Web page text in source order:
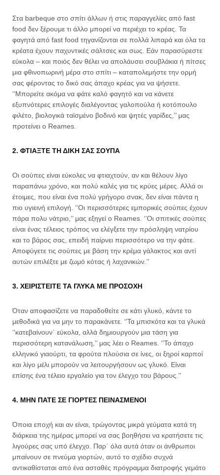
Στα barbeque στο σπίτι άλλων ή στις παραγγελίες από fast
food δεν ξέρουμε τι άλλο μπορεί να περιέχει το κρέας. Τα
φαγητά από fast food τηγανίζονται σε πολλά λιπαρά και όλα τα
κρέατα έχουν παχυντικές σάλτσες και σως. Εάν παρασύρεστε
εύκολα – και ποιός δεν θέλει να απολάυσει σουβλάκια ή πίτσες
μια φθινοπωρινή μέρα στο σπίτι – καταπολεμήστε την ορμή
σας φέροντας το δικό σας άπαχο κρέας για να ψήσετε.
‘’Μπορείτε ακόμα να φάτε καλό φαγητό και να κάνετε
εξυπνότερες επιλογές διαλέγοντας γαλοπούλα ή κοτόπουλο
φιλέτο, βιολογικά ταϊσμένο βοδινό και ψητές γαρίδες,’’ μας
προτείνει ο Reames.
2. ΦΤΙΑΞΤΕ ΤΗ ΔΙΚΗ ΣΑΣ ΣΟΥΠΑ
Οι σούπες είναι εύκολες να φτιαχτούν, αν και θέλουν λίγο
παραπάνω χρόνο, και πολύ καλές για τις κρύες μέρες. Αλλά οι
έτοιμες, που είναι ένα πολύ γρήγορο σνακ, δεν είναι πάντα η
πιο υγιεινή επιλογή. ‘’Οι περισσότερες εμπορικές σούπες έχουν
πάρα πολυ νάτριο,’’ μας εξηγεί ο Reames. ‘’Οι σπιτικές σούπες
είναι ένας τέλειος τρόπος να ελέγξετε την πρόσληψη νατρίου
και το βάρος σας, επειδή παίρνει περισσότερο να την φάτε.
Αποφύγετε τις σούπες με βάση την κρέμα γάλακτος και αντί
αυτών επιλέξτε με ζωμό κότας ή λαχανικών.’’
3. ΧΕΙΡΙΣΤΕΙΤΕ ΤΑ ΓΛΥΚΑ ΜΕ ΠΡΟΣΟΧΗ
Όταν αποφασίζετε να παραδοθείτε σε κάτι γλυκό, κάντε το
μεθοδικά για να μην το παρακάνετε. ‘’Τα μπισκότα και τα γλυκά
‘’κατεβαίνουν΄ εύκολα, αλλά δημιουργούν μια τάση για
περισσότερη κατανάλωση,’’ μας λέει ο Reames. ‘’Το άπαχο
ελληνικό γιαούρτι, τα φρούτα πλούσια σε ίνες, οι ξηροί καρποί
και λίγο μέλι μπορούν να λειτουργήσουν ως γλυκό. Είναι
επίσης ένα τέλειο εργαλείο για τον έλεγχο του βάρους.’’
4. ΜΗΝ ΠΑΤΕ ΣΕ ΓΙΟΡΤΕΣ ΠΕΙΝΑΣΜΕΝΟΙ
Όποια εποχή και αν είναι, τρώγοντας μικρά γεύματα κατά τη
διάρκεια της ημέρας μπορεί να σας βοηθήσει να κρατήσετε τις
λιγούρες σας υπό έλεγχο. Παρ΄ όλα αυτά όταν οι άνθρωποι
μπαίνουν σε πνεύμα γιορτών, αυτό το σχέδιο συχνά
αντικαθίσταται από ένα ασταθές πρόγραμμα διατροφής γεμάτο